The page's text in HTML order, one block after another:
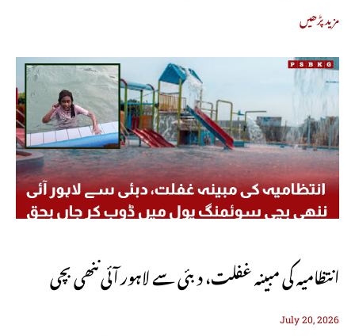
مزید پڑھیں
انتظامیہ کی مبینہ غفلت، دبئی سے لاہور آئی ننھی بچی
July 20, 2026